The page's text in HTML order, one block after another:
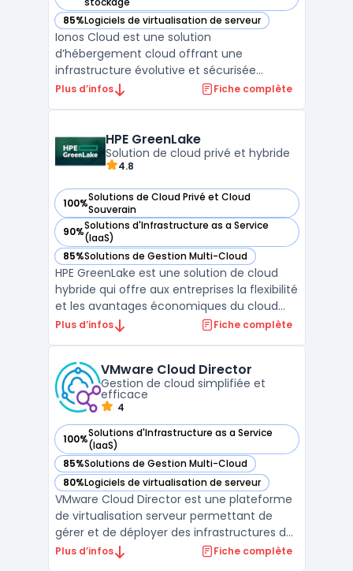
85%Logiciels de virtualisation de serveur
— voir Ionos Cloud dans cette catégorie
Ionos Cloud est une solution
d’hébergement cloud offrant une
infrastructure évolutive et sécurisée
adaptée aux besoins des entreprises. Grâce
haut niveau de flexibilité et d’évolutivité. La
plateforme assure une gest ...
Plus d’infos Fiche complète
HPE GreenLake
Solution de cloud privé et hybride
4.8
100%Solutions de Cloud Privé et Cloud
Souverain
— voir HPE GreenLake dans cette catégorie
90%Solutions d'Infrastructure as a Service
(IaaS)
— voir HPE GreenLake dans cette catégorie
85%Solutions de Gestion Multi-Cloud
— voir HPE GreenLake dans cette catégorie
HPE GreenLake est une solution de cloud
hybride qui offre aux entreprises la flexibilité
et les avantages économiques du cloud
public tout en gardant le contrôle et la
service, alignant les coûts sur l'utilisation
réelle ...
Plus d’infos Fiche complète
VMware Cloud Director
Gestion de cloud simplifiée et
efficace
4
100%Solutions d'Infrastructure as a Service
(IaaS)
— voir VMware Cloud Director dans cette catégorie
85%Solutions de Gestion Multi-Cloud
— voir VMware Cloud Director dans cette catégorie
80%Logiciels de virtualisation de serveur
— voir VMware Cloud Director dans cette catégorie
VMware Cloud Director est une plateforme
de virtualisation serveur permettant de
gérer et de déployer des infrastructures de
Cloud hybrides et multi-Cloud. Cette
Plus d’infos Fiche complète